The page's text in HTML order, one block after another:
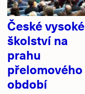
České vysoké
školství na
prahu
přelomového
období